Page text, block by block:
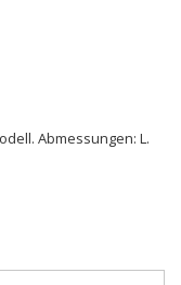
Abmessungen: L.